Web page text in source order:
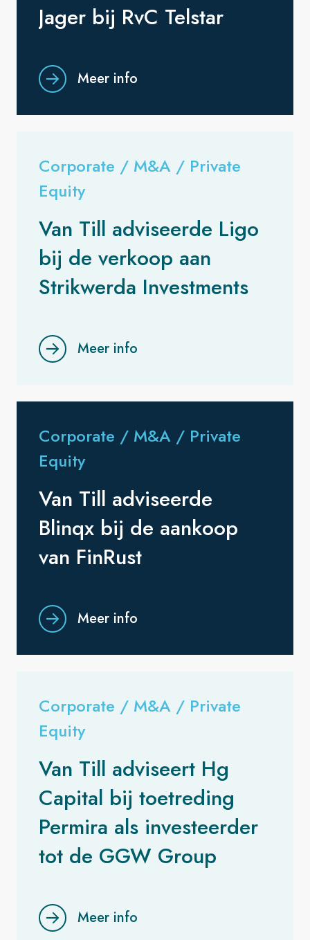
Jager bij RvC Telstar
Meer info
Corporate / M&A / Private
Equity
Van Till adviseerde Ligo
bij de verkoop aan
Strikwerda Investments
Meer info
Corporate / M&A / Private
Equity
Van Till adviseerde
Blinqx bij de aankoop
van FinRust
Meer info
Corporate / M&A / Private
Equity
Van Till adviseert Hg
Capital bij toetreding
Permira als investeerder
tot de GGW Group
Meer info